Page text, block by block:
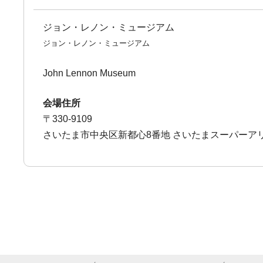
ジョン・レノン・ミュージアム
ジョン・レノン・ミュージアム
John Lennon Museum
会場住所
〒330-9109
さいたま市中央区新都心8番地 さいたまスーパーア